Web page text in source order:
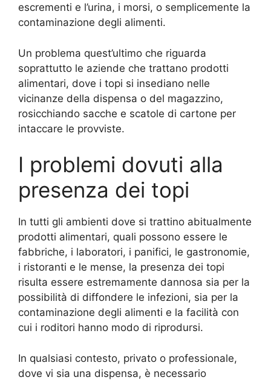
escrementi e l’urina, i morsi, o semplicemente la
contaminazione degli alimenti.
Un problema quest’ultimo che riguarda
soprattutto le aziende che trattano prodotti
alimentari, dove i topi si insediano nelle
vicinanze della dispensa o del magazzino,
rosicchiando sacche e scatole di cartone per
intaccare le provviste.
I problemi dovuti alla
presenza dei topi
In tutti gli ambienti dove si trattino abitualmente
prodotti alimentari, quali possono essere le
fabbriche, i laboratori, i panifici, le gastronomie,
i ristoranti e le mense, la presenza dei topi
risulta essere estremamente dannosa sia per la
possibilità di diffondere le infezioni, sia per la
contaminazione degli alimenti e la facilità con
cui i roditori hanno modo di riprodursi.
In qualsiasi contesto, privato o professionale,
dove vi sia una dispensa, è necessario